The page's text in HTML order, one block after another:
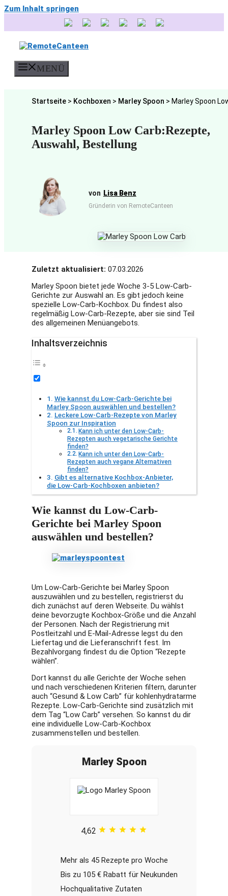
Zum Inhalt springen
MENÜ
Startseite > Kochboxen > Marley Spoon > Marley Spoon
Marley Spoon Low Carb:Rezepte,
Auswahl, Bestellung
Lisa Benz
Gründerin von RemoteCanteen
Zuletzt aktualisiert: 07.03.2026
Marley Spoon bietet jede Woche 3-5 Low-Carb-
Gerichte zur Auswahl an. Es gibt jedoch keine
spezielle Low-Carb-Kochbox. Du findest also
regelmäßig Low-Carb-Rezepte, aber sie sind Teil
des allgemeinen Menüangebots.
Inhaltsverzeichnis
Wie kannst du Low-Carb-Gerichte bei
Marley Spoon auswählen und bestellen?
Leckere Low-Carb-Rezepte von Marley
Spoon zur Inspiration
Kann ich unter den Low-Carb-
Rezepten auch vegetarische Gerichte
finden?
Kann ich unter den Low-Carb-
Rezepten auch vegane Alternativen
finden?
Gibt es alternative Kochbox-Anbieter,
die Low-Carb-Kochboxen anbieten?
Wie kannst du Low-Carb-
Gerichte bei Marley Spoon
auswählen und bestellen?
Um Low-Carb-Gerichte bei Marley Spoon
auszuwählen und zu bestellen, registrierst du
dich zunächst auf deren Webseite. Du wählst
deine bevorzugte Kochbox-Größe und die Anzahl
der Personen. Nach der Registrierung mit
Postleitzahl und E-Mail-Adresse legst du den
Liefertag und die Lieferanschrift fest. Im
Bezahlvorgang findest du die Option “Rezepte
wählen”.
Dort kannst du alle Gerichte der Woche sehen
und nach verschiedenen Kriterien filtern, darunter
auch “Gesund & Low Carb” für kohlenhydratarme
Rezepte. Low-Carb-Gerichte sind zusätzlich mit
dem Tag “Low Carb” versehen. So kannst du dir
eine individuelle Low-Carb-Kochbox
zusammenstellen und bestellen.
Marley Spoon
4,62
Mehr als 45 Rezepte pro Woche
Bis zu 105 € Rabatt für Neukunden
Hochqualitative Zutaten